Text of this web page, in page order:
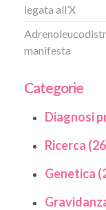
legata all’X
manifesta
Categorie
Diagnosi
Ricerca
Genetica